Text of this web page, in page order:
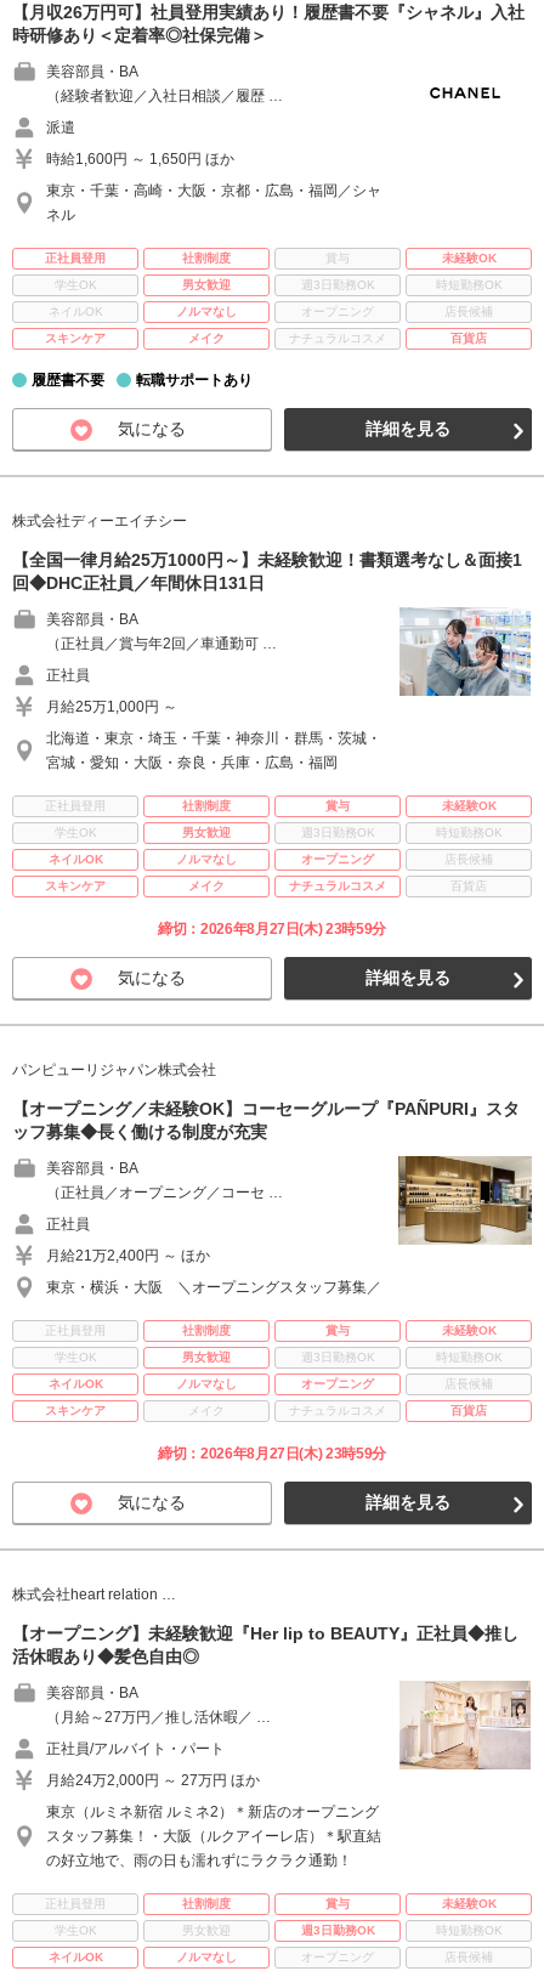
【月収26万円可】社員登用実績あり！履歴書不要『シャネル』入社
時研修あり＜定着率◎社保完備＞
美容部員・BA
（経験者歓迎／入社日相談／履歴 …
派遣
時給1,600円 ～ 1,650円 ほか
東京・千葉・高崎・大阪・京都・広島・福岡／シャ
ネル
正社員登用 社割制度 賞与
未経験OK
学生OK
男女歓迎 週3日勤務OK
時短勤務OK
ネイルOK
ノルマなし オープニング
店長候補
スキンケア
メイク ナチュラルコスメ 百貨店
履歴書不要 転職サポートあり
気になる 詳細を見る
株式会社ディーエイチシー
【全国一律月給25万1000円～】未経験歓迎！書類選考なし＆面接1
回◆DHC正社員／年間休日131日
美容部員・BA
（正社員／賞与年2回／車通勤可 …
正社員
月給25万1,000円 ～
北海道・東京・埼玉・千葉・神奈川・群馬・茨城・
宮城・愛知・大阪・奈良・兵庫・広島・福岡
正社員登用 社割制度 賞与
未経験OK
学生OK
男女歓迎 週3日勤務OK
時短勤務OK
ネイルOK
ノルマなし オープニング
店長候補
スキンケア
メイク ナチュラルコスメ 百貨店
締切：2026年8月27日(木) 23時59分
気になる 詳細を見る
パンピューリジャパン株式会社
【オープニング／未経験OK】コーセーグループ『PAÑPURI』スタ
ッフ募集◆長く働ける制度が充実
美容部員・BA
（正社員／オープニング／コーセ …
正社員
月給21万2,400円 ～ ほか
東京・横浜・大阪 ＼オープニングスタッフ募集／
正社員登用 社割制度 賞与
未経験OK
学生OK
男女歓迎 週3日勤務OK
時短勤務OK
ネイルOK
ノルマなし オープニング
店長候補
スキンケア
メイク ナチュラルコスメ 百貨店
締切：2026年8月27日(木) 23時59分
気になる 詳細を見る
株式会社heart relation …
【オープニング】未経験歓迎『Her lip to BEAUTY』正社員◆推し
活休暇あり◆髪色自由◎
美容部員・BA
（月給～27万円／推し活休暇／ …
正社員/アルバイト・パート
月給24万2,000円 ～ 27万円 ほか
東京（ルミネ新宿 ルミネ2）＊新店のオープニング
スタッフ募集！・大阪（ルクアイーレ店）＊駅直結
の好立地で、雨の日も濡れずにラクラク通勤！
正社員登用 社割制度 賞与
未経験OK
学生OK
男女歓迎 週3日勤務OK
時短勤務OK
ネイルOK
ノルマなし オープニング
店長候補